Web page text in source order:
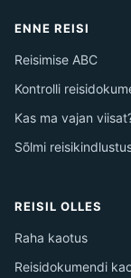
ENNE REISI
Reisimise ABC
Kontrolli
Kas ma vajan
Sõlmi
REISIL OLLES
Raha kaotus
Reisidokumendi